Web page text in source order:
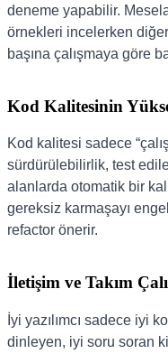
deneme yapabilir.
örnekleri incelerken
başına çalışmaya göre
Kod Kalitesinin
Kod kalitesi sadece
sürdürülebilirlik, test
alanlarda otomatik bir
gereksiz karmaşayı
refactor önerir.
İletişim ve Takım
İyi yazılımcı sadece iyi
dinleyen, iyi soru soran